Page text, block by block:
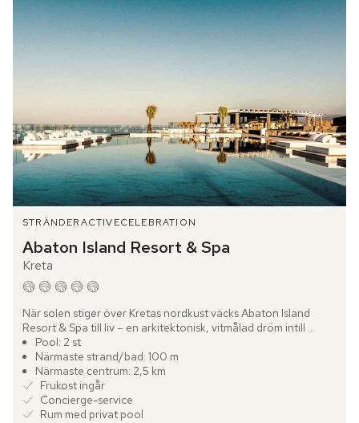
STRÄNDERACTIVECELEBRATION
Abaton Island Resort & Spa
Kreta
När solen stiger över Kretas nordkust väcks Abaton Island
Resort & Spa till liv – en arkitektonisk, vitmålad dröm intill
Medelhavets djupblåa vatten. Hotellet är omgivet av karga...
Pool: 2 st
Närmaste strand/bad: 100 m
Närmaste centrum: 2,5 km
Frukost ingår
Concierge-service
Rum med privat pool